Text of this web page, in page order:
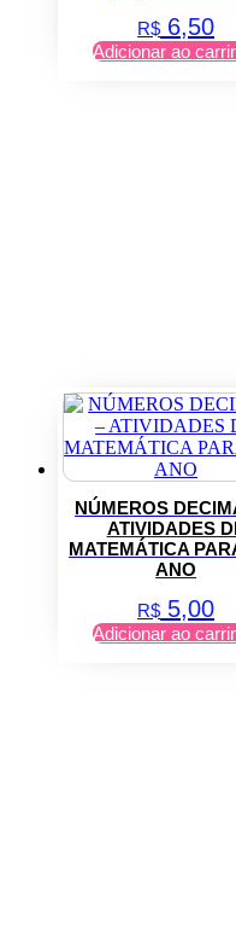
R$ 6,50
Adicionar ao
NÚMEROS
ATIVIDADES
MATEMÁTICA
ANO
R$ 5,00
Adicionar ao